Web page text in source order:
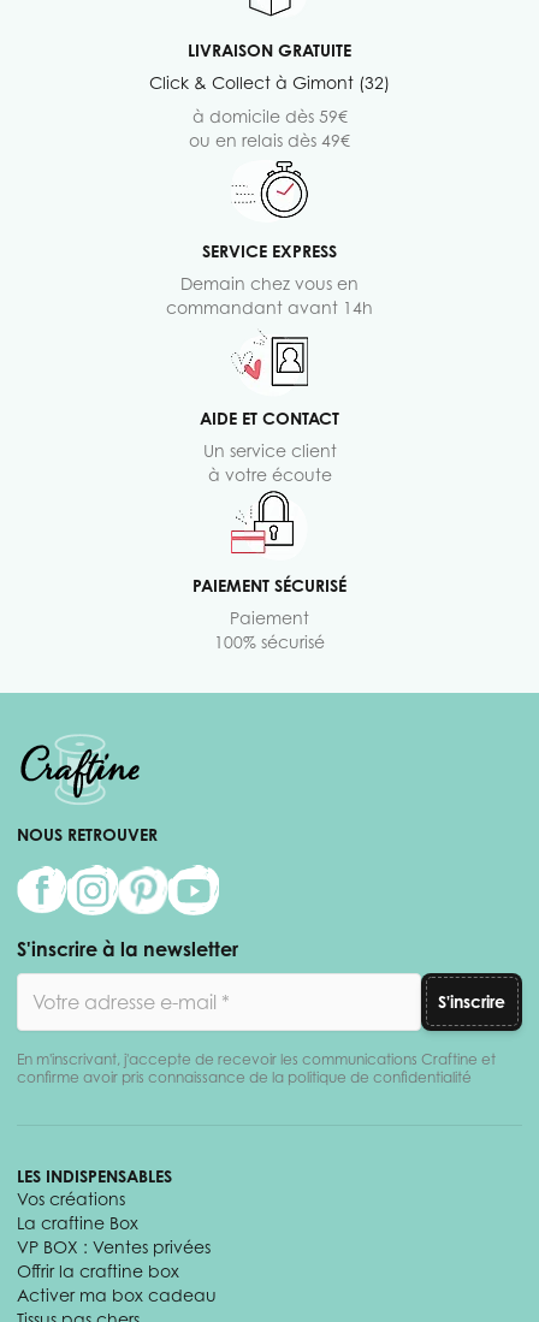
LIVRAISON GRATUITE
Click & Collect à Gimont (32)
à domicile dès 59€
ou en relais dès 49€
SERVICE EXPRESS
Demain chez vous en
commandant avant 14h
AIDE ET CONTACT
Un service client
à votre écoute
PAIEMENT SÉCURISÉ
Paiement
100% sécurisé
NOUS RETROUVER
S'inscrire à la newsletter
S'inscrire
En m'inscrivant, j'accepte de recevoir les communications Craftine et
confirme avoir pris connaissance de la politique de confidentialité
LES INDISPENSABLES
Vos créations
La craftine Box
VP BOX : Ventes privées
Offrir la craftine box
Activer ma box cadeau